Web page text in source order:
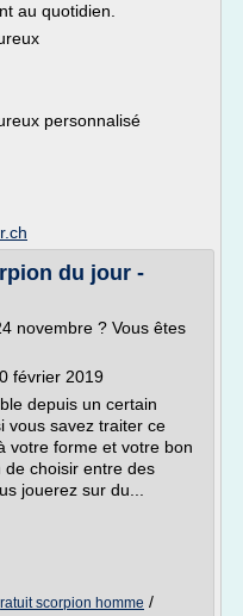
au quotidien.
personnalisé
du jour -
novembre ? Vous êtes
février 2019
depuis un certain
vous savez traiter ce
votre forme et votre bon
choisir entre des
jouerez sur du...
scorpion homme /